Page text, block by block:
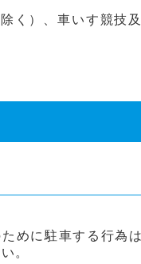
く）、車いす競技
めに駐車する行為
。